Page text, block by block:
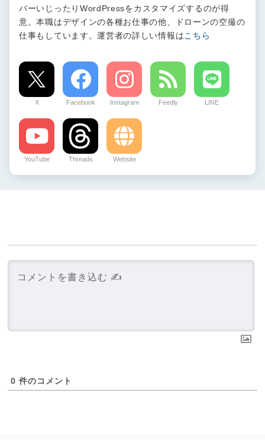
バーいじったりWordPressをカスタマイズするのが得
意。本職はデザインの各種お仕事の他、ドローンの空撮の
仕事もしています。運営者の詳しい情報はこちら
X Facebook Instagram Feedly LINE
YouTube Threads Website
0 件のコメント